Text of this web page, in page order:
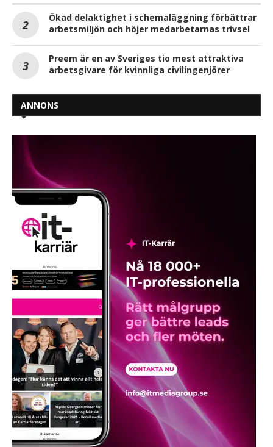
Ökad delaktighet i schemaläggning förbättrar
arbetsmiljön och höjer medarbetarnas trivsel
Preem är en av Sveriges tio mest attraktiva
arbetsgivare för kvinnliga civilingenjörer
ANNONS